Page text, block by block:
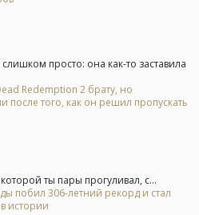
просто: она как-то заставила
Redemption 2 брату, но
после того, как он решил пропускать
ты пары прогуливал, с...
побил 306-летний рекорд и стал
истории